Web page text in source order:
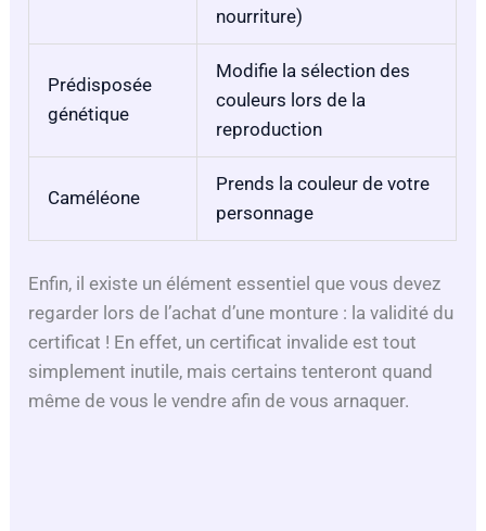
nourriture)
Prédisposée
génétique
Modifie la sélection des
couleurs lors de la
reproduction
Caméléone
Prends la couleur de votre
personnage
Enfin, il existe un élément essentiel que vous devez
regarder lors de l’achat d’une monture : la validité du
certificat ! En effet, un certificat invalide est tout
simplement inutile, mais certains tenteront quand
même de vous le vendre afin de vous arnaquer.